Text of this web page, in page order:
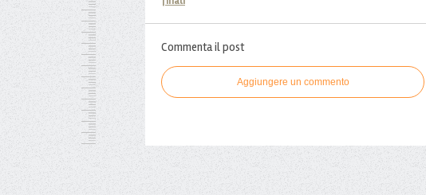
Commenta il post
Aggiungere un commento